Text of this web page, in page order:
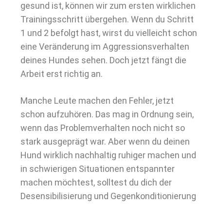
gesund ist, können wir zum ersten wirklichen
Trainingsschritt übergehen. Wenn du Schritt
1 und 2 befolgt hast, wirst du vielleicht schon
eine Veränderung im Aggressionsverhalten
deines Hundes sehen. Doch jetzt fängt die
Arbeit erst richtig an.
Manche Leute machen den Fehler, jetzt
schon aufzuhören. Das mag in Ordnung sein,
wenn das Problemverhalten noch nicht so
stark ausgeprägt war. Aber wenn du deinen
Hund wirklich nachhaltig ruhiger machen und
in schwierigen Situationen entspannter
machen möchtest, solltest du dich der
Desensibilisierung und Gegenkonditionierung